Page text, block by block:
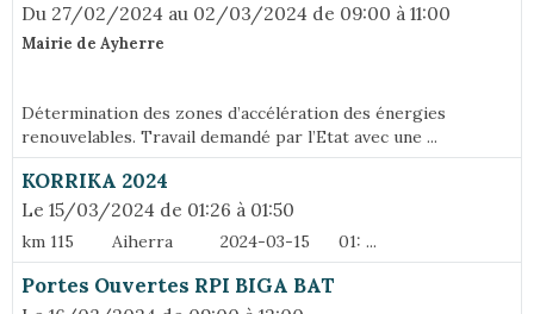
Du 27/02/2024 au 02/03/2024 de 09:00 à 11:00
Mairie de Ayherre
Détermination des zones d’accélération des énergies
renouvelables. Travail demandé par l’Etat avec une ...
KORRIKA 2024
Le 15/03/2024 de 01:26 à 01:50
km 115 Aiherra 2024-03-15 01: ...
Portes Ouvertes RPI BIGA BAT